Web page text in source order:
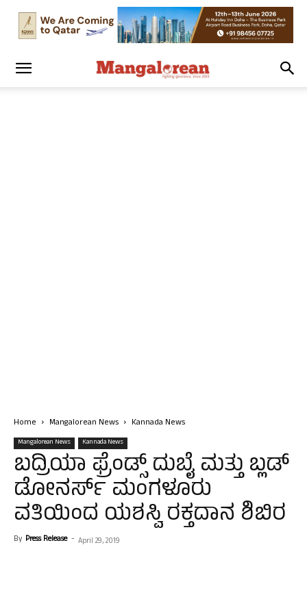
Home Mangalorean News Kannada News
Mangalorean News Kannada News
ಬದ್ರಿಯಾ ಫ್ರೆಂಡ್ಸ್ ದುಬೈ ಮತ್ತು ಬ್ಲಡ್
ಡೋನರ್ಸ್ ಮಂಗಳೂರು
ವತಿಯಿಂದ ಯಶಸ್ವಿ ರಕ್ತದಾನ ಶಿಬಿರ
By Press Release - April 29, 2019